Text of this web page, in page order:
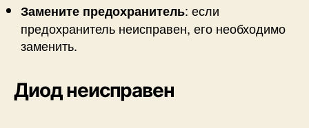
Замените предохранитель: если
предохранитель неисправен, его необходимо
заменить.
Диод неисправен